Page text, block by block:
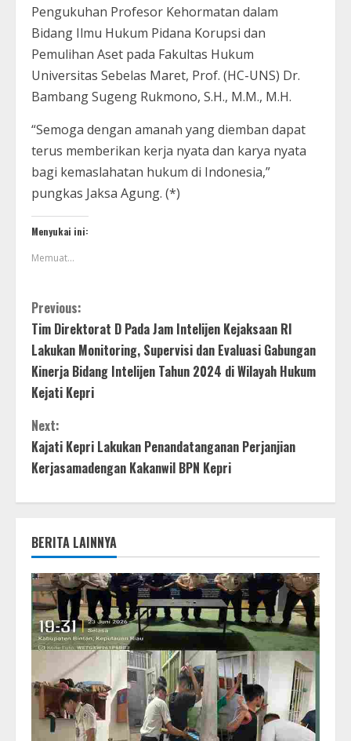
Pengukuhan Profesor Kehormatan dalam
Bidang Ilmu Hukum Pidana Korupsi dan
Pemulihan Aset pada Fakultas Hukum
Universitas Sebelas Maret, Prof. (HC-UNS) Dr.
Bambang Sugeng Rukmono, S.H., M.M., M.H.
“Semoga dengan amanah yang diemban dapat
terus memberikan kerja nyata dan karya nyata
bagi kemaslahatan hukum di Indonesia,”
pungkas Jaksa Agung. (*)
Menyukai ini:
Memuat...
Previous:
Tim Direktorat D Pada Jam Intelijen Kejaksaan RI
Lakukan Monitoring, Supervisi dan Evaluasi Gabungan
Kinerja Bidang Intelijen Tahun 2024 di Wilayah Hukum
Kejati Kepri
Next:
Kajati Kepri Lakukan Penandatanganan Perjanjian
Kerjasamadengan Kakanwil BPN Kepri
BERITA LAINNYA